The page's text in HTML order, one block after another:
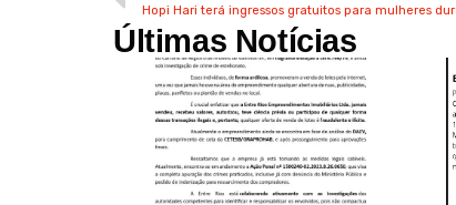
Hopi Hari terá ingressos gratuitos para mulheres
Últimas Notícias